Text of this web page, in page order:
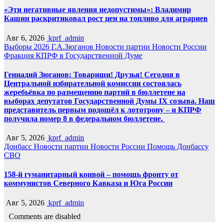
«Эти негативные явления недопустимы»: Владимир
Кашин раскритиковал рост цен на топливо для аграриев
Авг 6, 2026 kprf_admin
Выборы 2026 Г.А.Зюганов Новости партии Новости России
Фракция КПРФ в Государственной Думе
Геннадий Зюганов: Товарищи! Друзья! Сегодня в
Центральной избирательной комиссии состоялась
жеребьёвка по размещению партий в бюллетене на
выборах депутатов Государственной Думы IX созыва. Наш
представитель первым подошёл к лототрону – и КПРФ
получила номер 8 в федеральном бюллетене.
Авг 5, 2026 kprf_admin
Донбасс Новости партии Новости России Помощь Донбассу
СВО
158-й гуманитарный конвой – помощь фронту от
коммунистов Северного Кавказа и Юга России
Авг 5, 2026 kprf_admin
Comments are disabled